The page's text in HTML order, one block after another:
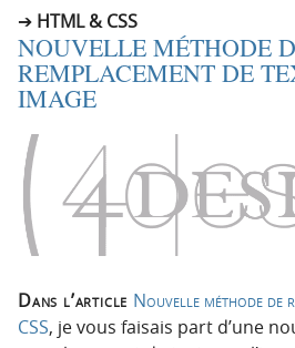
HTML & CSS
NOUVELLE MÉTHODE
REMPLACEMENT DE
IMAGE
Dans l’article Nouvelle méthode de
CSS, je vous faisais part d’une